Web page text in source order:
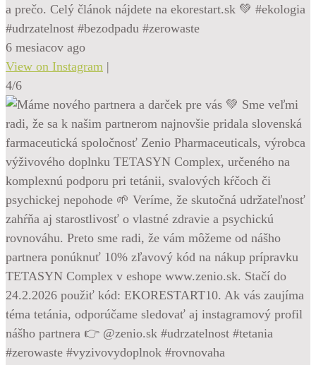
a prečo. Celý článok nájdete na ekorestart.sk 💚 #ekologia
#udrzatelnost #bezodpadu #zerowaste
6 mesiacov ago
View on Instagram |
4/6